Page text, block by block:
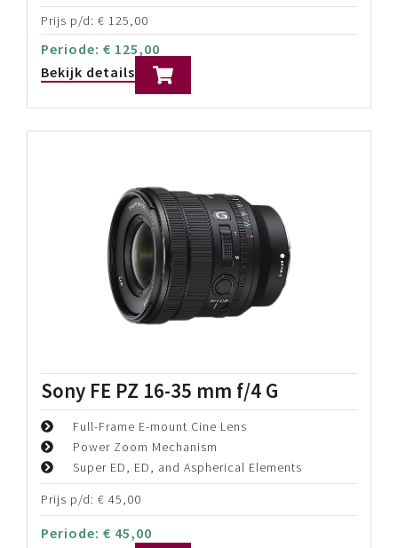
Prijs p/d: € 125,00
Periode: € 125,00
Bekijk details
Sony FE PZ 16-35 mm f/4 G
Full-Frame E-mount Cine Lens
Power Zoom Mechanism
Super ED, ED, and Aspherical Elements
Prijs p/d: € 45,00
Periode: € 45,00